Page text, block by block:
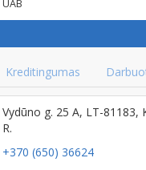
UAB
Kreditingumas
Vydūno g. 25 A, LT-81183,
R.
+370 (650) 36624